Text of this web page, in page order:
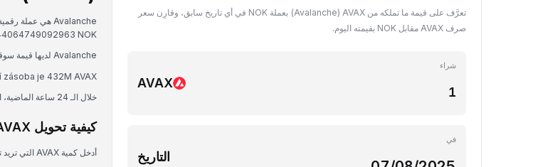
تعرَّف على قيمة ما تملكه من AVAX ‏(Avalanche) بعملة NOK في أي تاريخ سابق، وقارِن سعر
صرف AVAX مقابل NOK بقيمته اليوم.
شراء
AVAX
في
التاريخ
NOK.
Avalanche لديها قيمة سوقية تبلغ kr26.52B NOK وحجم تداول على مدار 24 ساعة يبلغ kr1.87B NOK.
zásoba je 432M AVAX.
خلال الـ 24 ساعة الماضية، انخفض Avalanche بنسبة 1.18%.
كيفية تحويل AVAX إلى NOK
أدخل كمية AVAX التي تريد تحويلها